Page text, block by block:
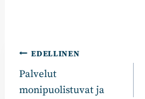
Artikkelien
selaus
EDELLINEN
Palvelut
monipuolistuvat ja